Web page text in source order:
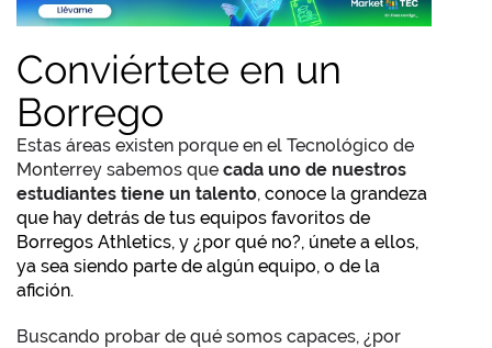
Conviértete en un
Borrego
Estas áreas existen porque en el Tecnológico de
Monterrey sabemos que cada uno de nuestros
estudiantes tiene un talento, conoce la grandeza
que hay detrás de tus equipos favoritos de
Borregos Athletics, y ¿por qué no?, únete a ellos,
ya sea siendo parte de algún equipo, o de la
afición.
Buscando probar de qué somos capaces, ¿por